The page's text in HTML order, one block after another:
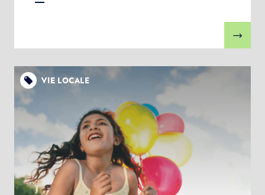
VIE LOCALE